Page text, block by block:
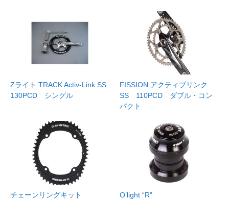
Zライト TRACK Activ-Link SS
130PCD シングル
FISSION アクティブリンク
SS 110PCD ダブル・コン
パクト
チェーンリングキット
O’light “R”